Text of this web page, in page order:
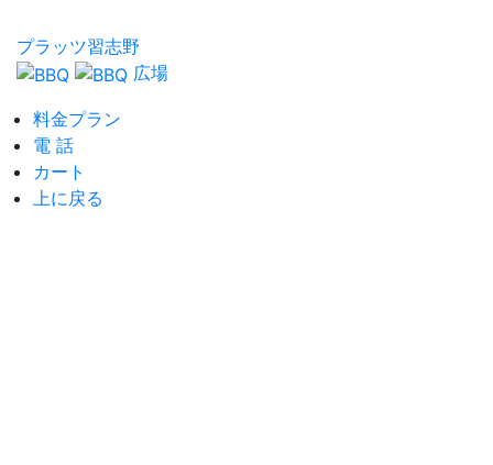
プラッツ習志野
広場
料金プラン
電 話
カート
上に戻る